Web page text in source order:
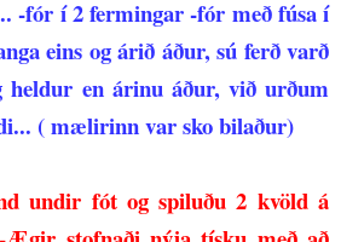
-fór í 2 fermingar-fór með fúsa í
eins og árið áður, sú ferð varð
heldur en árinu áður, við urðum
( mælirinn var sko bilaður)
undir fót og spiluðu 2 kvöld á